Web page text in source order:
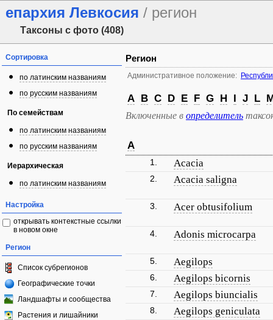
епархия Левкосия / регион
Таксоны с фото (408)
Сортировка
по латинским названиям
по русским названиям
По семействам
по латинским названиям
по русским названиям
Иерархическая
по латинским названиям
Настройка
открывать контекстные ссылки
в новом окне
Регион
Список субрегионов
Географические точки
Ландшафты и сообщества
Растения и лишайники
Регион
Административное положение:
A B C D E F G H I J L
Включенные в определитель
A
1. Acacia
2. Acacia saligna
3. Acer obtusifolium
4. Adonis microcarpa
5. Aegilops
6. Aegilops bicornis
7. Aegilops biuncialis
8. Aegilops geniculata